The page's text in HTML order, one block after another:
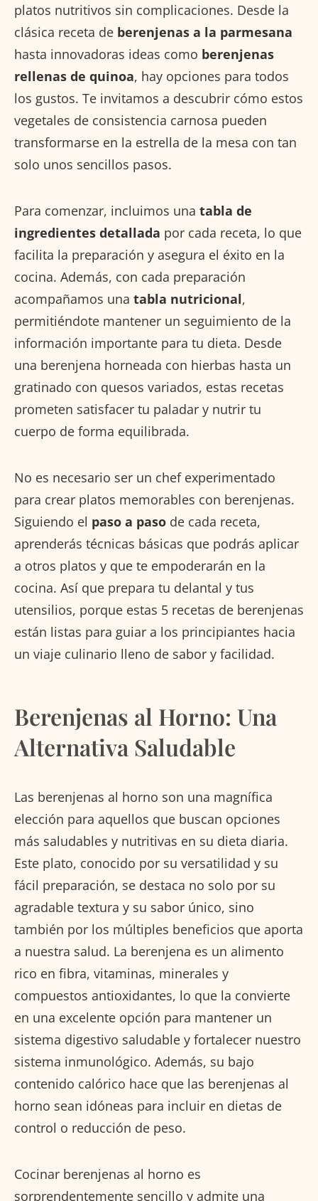
platos nutritivos sin complicaciones. Desde la
clásica receta de berenjenas a la parmesana
hasta innovadoras ideas como berenjenas
rellenas de quinoa, hay opciones para todos
los gustos. Te invitamos a descubrir cómo estos
vegetales de consistencia carnosa pueden
transformarse en la estrella de la mesa con tan
solo unos sencillos pasos.
Para comenzar, incluimos una tabla de
ingredientes detallada por cada receta, lo que
facilita la preparación y asegura el éxito en la
cocina. Además, con cada preparación
acompañamos una tabla nutricional,
permitiéndote mantener un seguimiento de la
información importante para tu dieta. Desde
una berenjena horneada con hierbas hasta un
gratinado con quesos variados, estas recetas
prometen satisfacer tu paladar y nutrir tu
cuerpo de forma equilibrada.
No es necesario ser un chef experimentado
para crear platos memorables con berenjenas.
Siguiendo el paso a paso de cada receta,
aprenderás técnicas básicas que podrás aplicar
a otros platos y que te empoderarán en la
cocina. Así que prepara tu delantal y tus
utensilios, porque estas 5 recetas de berenjenas
están listas para guiar a los principiantes hacia
un viaje culinario lleno de sabor y facilidad.
Berenjenas al Horno: Una
Alternativa Saludable
Las berenjenas al horno son una magnífica
elección para aquellos que buscan opciones
más saludables y nutritivas en su dieta diaria.
Este plato, conocido por su versatilidad y su
fácil preparación, se destaca no solo por su
agradable textura y su sabor único, sino
también por los múltiples beneficios que aporta
a nuestra salud. La berenjena es un alimento
rico en fibra, vitaminas, minerales y
compuestos antioxidantes, lo que la convierte
en una excelente opción para mantener un
sistema digestivo saludable y fortalecer nuestro
sistema inmunológico. Además, su bajo
contenido calórico hace que las berenjenas al
horno sean idóneas para incluir en dietas de
control o reducción de peso.
Cocinar berenjenas al horno es
sorprendentemente sencillo y admite una